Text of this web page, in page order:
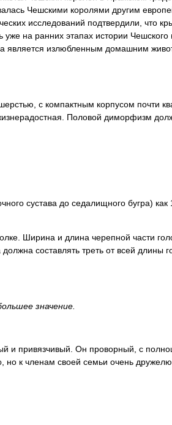
Чешскими королями другим
исследований подтвердили, что
на ранних этапах истории
является излюбленным домашним
с компактным корпусом почти
Половой диморфизм
сустава до седалищного бугра)
Ширина и длина черепной части
составлять треть от всей длины
значение.
и привязчивый. Он проворный, с
но к членам своей семьи очень